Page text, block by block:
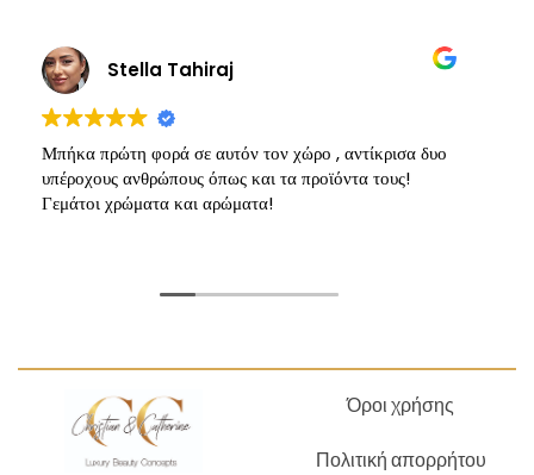
Stella Tahiraj
Μπήκα πρώτη φορά σε αυτόν τον χώρο , αντίκρισα δυο
υπέροχους ανθρώπους όπως και τα προϊόντα τους!
Γεμάτοι χρώματα και αρώματα!
Όροι χρήσης
Πολιτική απορρήτου